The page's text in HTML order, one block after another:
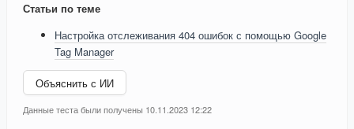
Статьи по теме
Настройка отслеживания 404 ошибок с помощью Google
Tag Manager
Объяснить с ИИ
Данные теста были получены 10.11.2023 12:22